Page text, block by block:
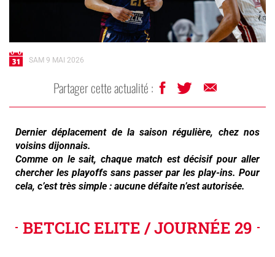
SAM 9 MAI 2026
Partager cette actualité :
Dernier déplacement de la saison régulière, chez nos
voisins dijonnais.
Comme on le sait, chaque match est décisif pour aller
chercher les playoffs sans passer par les play-ins. Pour
cela, c’est très simple : aucune défaite n’est autorisée.
BETCLIC ELITE / JOURNÉE 29